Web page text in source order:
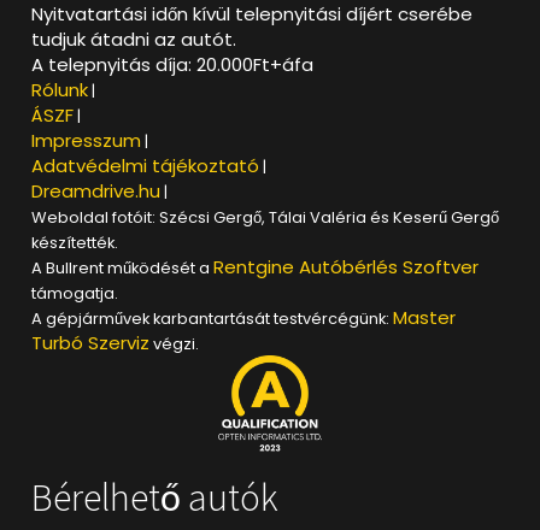
Nyitvatartási időn kívül telepnyitási díjért cserébe
tudjuk átadni az autót.
A telepnyitás díja: 20.000Ft+áfa
Rólunk |
ÁSZF |
Impresszum |
Adatvédelmi tájékoztató |
Dreamdrive.hu |
Weboldal fotóit: Szécsi Gergő, Tálai Valéria és Keserű Gergő
készítették.
A Bullrent működését aRentgine Autóbérlés Szoftver
támogatja.
A gépjárművek karbantartását testvércégünk:Master
Turbó Szerviz végzi.
Bérelhető autók